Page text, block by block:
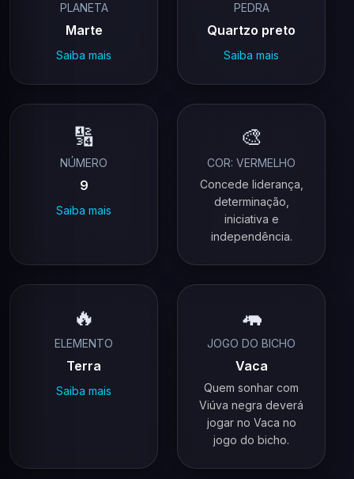
PLANETA
Marte
Saiba mais
PEDRA
Quartzo preto
Saiba mais
🔢
NÚMERO
9
Saiba mais
🎨
COR: VERMELHO
Concede liderança,
determinação,
iniciativa e
independência.
🔥
ELEMENTO
Terra
Saiba mais
🦛
JOGO DO BICHO
Vaca
Quem sonhar com
Viúva negra deverá
jogar no Vaca no
jogo do bicho.